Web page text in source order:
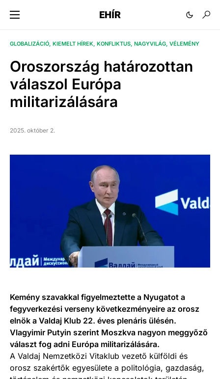
EHÍR
GLOBALIZÁCIÓ KIEMELT HÍREK KONFLIKTUS NAGYVILÁG VÉLEMÉNY
Oroszország határozottan
válaszol Európa
militarizálására
2025. október 2.
Kemény szavakkal figyelmeztette a Nyugatot a
fegyverkezési verseny következményeire az orosz
elnök a Valdaj Klub 22. éves plenáris ülésén.
Vlagyimir Putyin szerint Moszkva nagyon meggyőző
választ fog adni Európa militarizálására.
A Valdaj Nemzetközi Vitaklub vezető külföldi és
orosz szakértők egyesülete a politológia, gazdaság,